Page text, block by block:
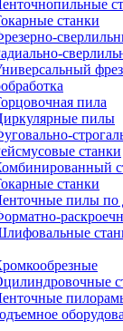
станки
пила
пилы
станки
станки
пилы по